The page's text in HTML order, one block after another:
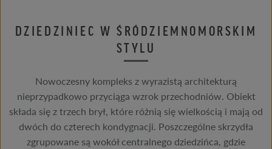
DZIEDZINIEC W ŚRÓDZIEMNOMORSKIM
STYLU
Nowoczesny kompleks z wyrazistą architekturą
nieprzypadkowo przyciąga wzrok przechodniów. Obiekt
składa się z trzech brył, które różnią się wielkością i mają od
dwóch do czterech kondygnacji. Poszczególne skrzydła
zgrupowane są wokół centralnego dziedzińca, gdzie